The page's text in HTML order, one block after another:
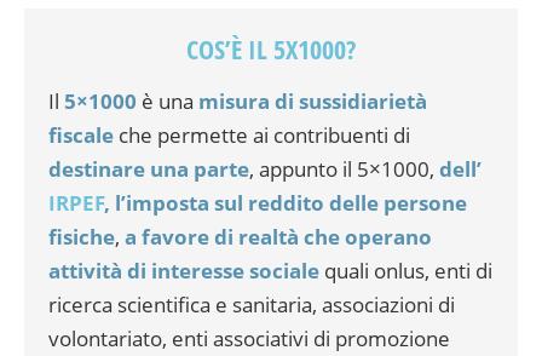
COS’È IL 5X1000?
Il 5×1000 è una misura di sussidiarietà
fiscale che permette ai contribuenti di
destinare una parte, appunto il 5×1000, dell’
IRPEF, l’imposta sul reddito delle persone
fisiche, a favore di realtà che operano
attività di interesse sociale quali onlus, enti di
ricerca scientifica e sanitaria, associazioni di
volontariato, enti associativi di promozione